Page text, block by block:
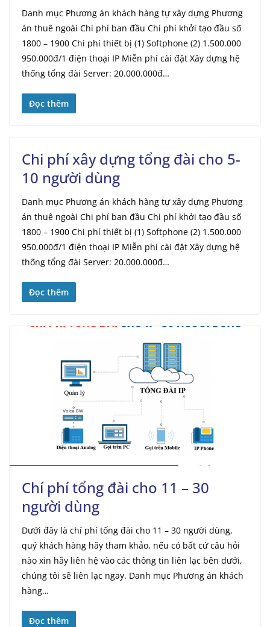
Danh mục Phương án khách hàng tự xây dựng Phương
án thuê ngoài Chi phí ban đầu Chi phí khởi tạo đầu số
1800 – 1900 Chi phí thiết bị (1) Softphone (2) 1.500.000
950.000đ/1 điện thoại IP Miễn phí cài đặt Xây dựng hệ
thống tổng đài Server: 20.000.000đ…
Đọc thêm
Chi phí xây dựng tổng đài cho 5-
10 người dùng
Danh mục Phương án khách hàng tự xây dựng Phương
án thuê ngoài Chi phí ban đầu Chi phí khởi tạo đầu số
1800 – 1900 Chi phí thiết bị (1) Softphone (2) 1.500.000
950.000đ/1 điện thoại IP Miễn phí cài đặt Xây dựng hệ
thống tổng đài Server: 20.000.000đ…
Đọc thêm
Chí phí tổng đài cho 11 – 30
người dùng
Dưới đây là chí phí tổng đài cho 11 – 30 người dùng,
quý khách hàng hãy tham khảo, nếu có bất cứ câu hỏi
nào xin hãy liên hệ vào các thông tin liên lạc bên dưới,
chúng tôi sẽ liên lạc ngay. Danh mục Phương án khách
hàng…
Đọc thêm